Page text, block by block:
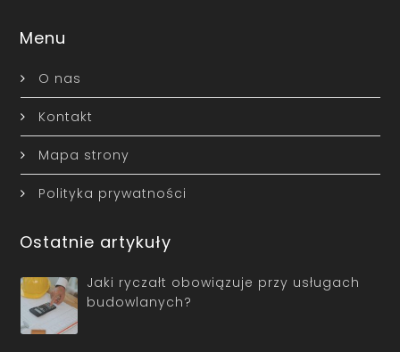
Menu
O nas
Kontakt
Mapa strony
Polityka prywatności
Ostatnie artykuły
Jaki ryczałt obowiązuje przy usługach
budowlanych?